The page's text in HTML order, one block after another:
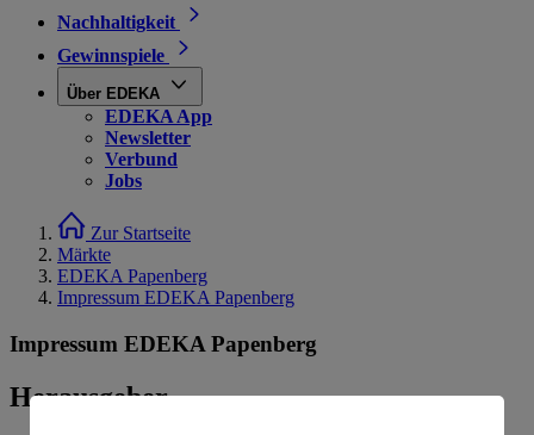
Nachhaltigkeit
Gewinnspiele
Über EDEKA
EDEKA App
Newsletter
Verbund
Jobs
Zur Startseite
Märkte
EDEKA Papenberg
Impressum EDEKA Papenberg
Impressum EDEKA Papenberg
Herausgeber